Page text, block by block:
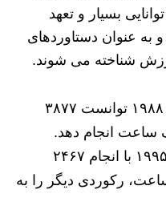
بسیار و تعهد
به عنوان دستاوردهای
شناخته می‌ شوند.
بیجندر سینگ از هند در سال ۱۹۸۸ توانست ۳۸۷۷
ساعت انجام دهد.
گد موستو توانست در سال ۱۹۹۵ با انجام ۲۴۶۷
رکوردی دیگر را به